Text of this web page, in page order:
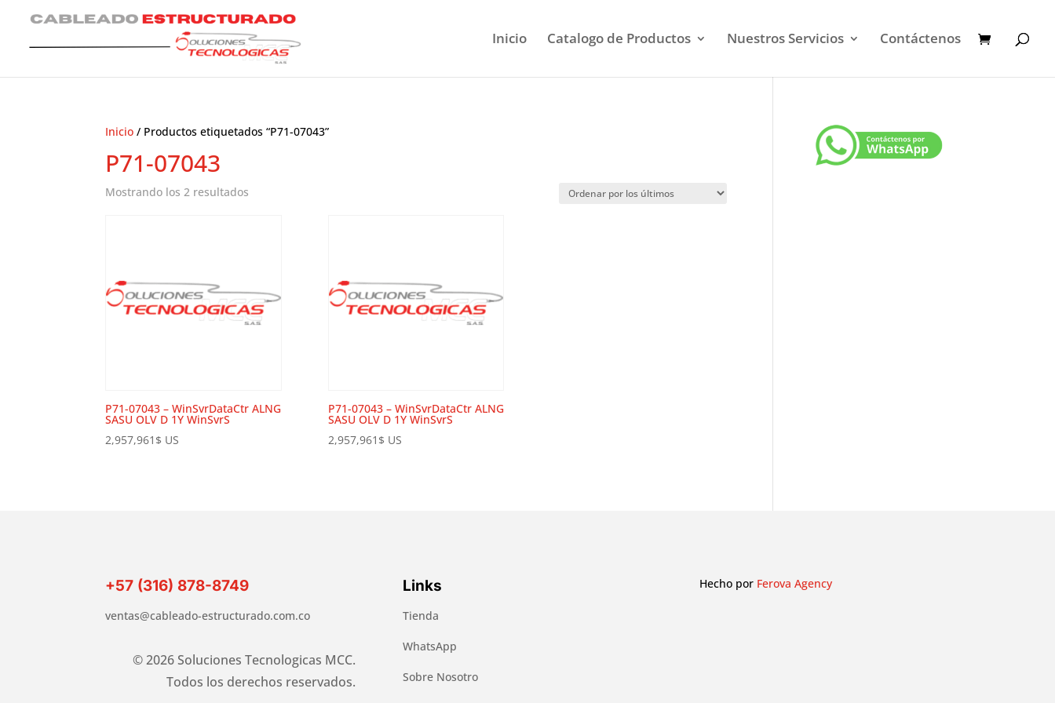
Inicio Catalogo de Productos Nuestros Servicios Contáctenos
Inicio / Productos etiquetados “P71-07043”
P71-07043
Mostrando los 2 resultados
P71-07043 – WinSvrDataCtr ALNG
SASU OLV D 1Y WinSvrS
2,957,961 $ US
P71-07043 – WinSvrDataCtr ALNG
SASU OLV D 1Y WinSvrS
2,957,961 $ US
+57 (316) 878-8749
ventas@cableado-estructurado.com.co
© 2026 Soluciones Tecnologicas MCC.
Todos los derechos reservados.
Links
Tienda
WhatsApp
Sobre Nosotro
Hecho por Ferova Agency